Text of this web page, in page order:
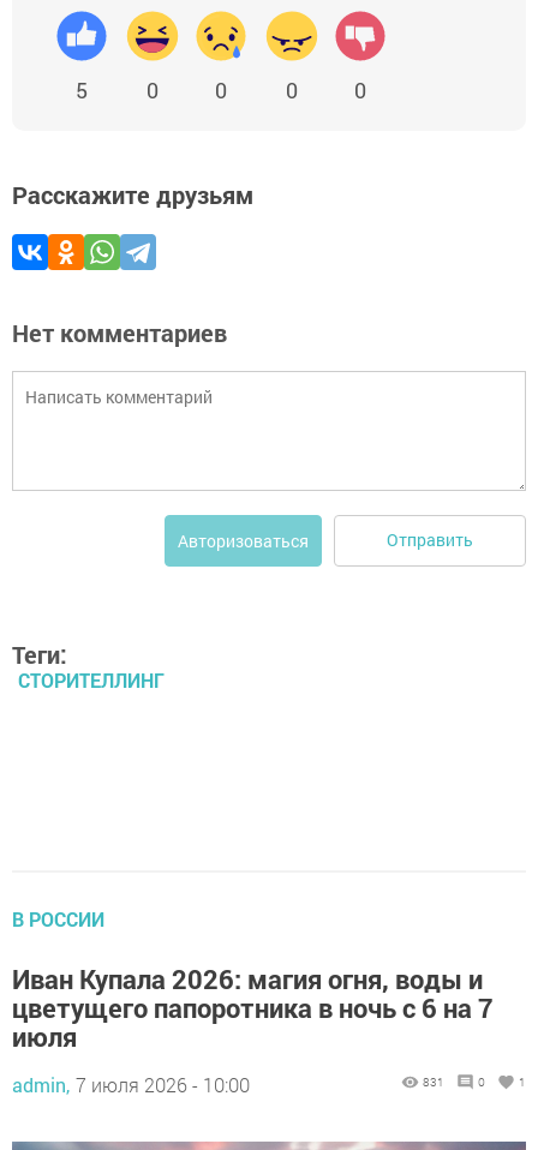
5 0 0 0 0
Расскажите друзьям
Нет комментариев
Авторизоваться Отправить
Теги:
СТОРИТЕЛЛИНГ
В РОССИИ
Иван Купала 2026: магия огня, воды и
цветущего папоротника в ночь с 6 на 7
июля
admin, 7 июля 2026 - 10:00 831 0 1